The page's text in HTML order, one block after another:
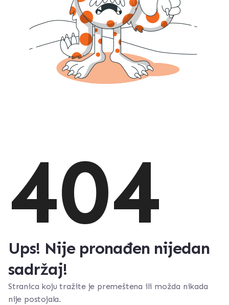
404
Ups! Nije pronađen nijedan
sadržaj!
Stranica koju tražite je premeštena ili možda nikada
nije postojala.